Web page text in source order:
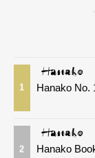
1 Hanako No.
2 Hanako